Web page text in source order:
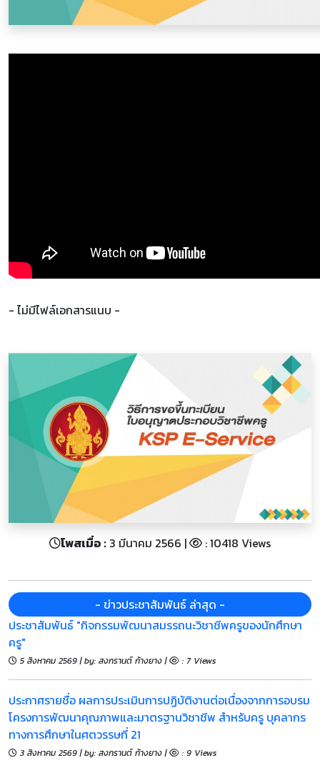
- ไม่มีไฟล์เอกสารแนบ -
โพสเมื่อ : 3 มีนาคม 2566 | : 10418 Views
- ข่าวประชาสัมพันธ์ ล่าสุด -
ประชาสัมพันธ์ "กิจกรรมพัฒนาสมรรถนะวิชาชีพครูของนักศึกษา
ครู"
5 สิงหาคม 2569 | by: สงกรานต์ ก้างยาง | : 7 Views
ประกาศรายชื่อ ผลการประเมินการปฏิบัติงานต่อเนื่องจากการอบรม
โครงการพัฒนาคุณภาพและมาตรฐานวิชาชีพ สำหรับครู บุคลากร
ทางการศึกษาในศตวรรษที่ 21
3 สิงหาคม 2569 | by: สงกรานต์ ก้างยาง | : 9 Views